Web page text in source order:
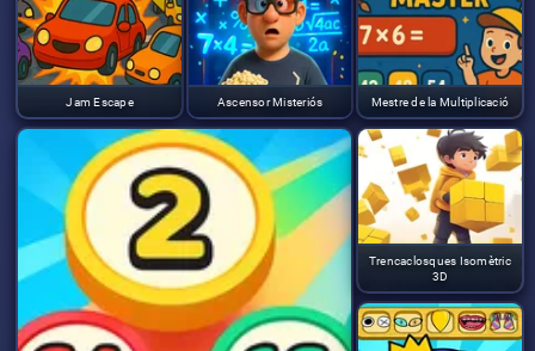
Jam Escape Ascensor Misteriós Mestre de la Multiplicació
Trencaclosques Isomètric
3D